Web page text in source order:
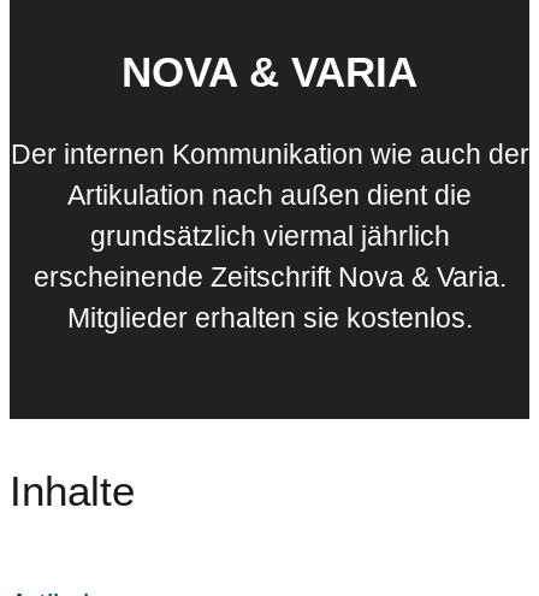
NOVA & VARIA
Der internen Kommunikation wie auch der
Artikulation nach außen dient die
grundsätzlich viermal jährlich
erscheinende Zeitschrift Nova & Varia.
Mitglieder erhalten sie kostenlos.
Inhalte